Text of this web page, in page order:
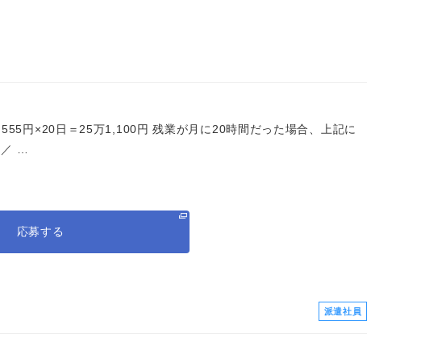
円×20日＝25万1,100円 残業が月に20時間だった場合、上記に
…
応募する
派遣社員